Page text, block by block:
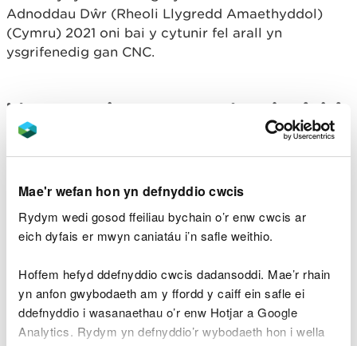
Mae'r wefan hon yn defnyddio cwcis
Rydym wedi gosod ffeiliau bychain o’r enw cwcis ar
eich dyfais er mwyn caniatáu i’n safle weithio.
Hoffem hefyd ddefnyddio cwcis dadansoddi. Mae’r rhain
yn anfon gwybodaeth am y ffordd y caiff ein safle ei
ddefnyddio i wasanaethau o’r enw Hotjar a Google
Analytics. Rydym yn defnyddio’r wybodaeth hon i wella
Adnoddau Dŵr (Rheoli Llygredd Amaethyddol)
(Cymru) 2021 oni bai y cytunir fel arall yn
ysgrifenedig gan CNC.
Yr amodau y mae’n rhaid i
chi gydymffurfio â nhw
Nid yw’r datganiad rheoleiddio hwn ond yn
gymwys pan fydd brigiad o achosion o glefyd
anifeiliaid wedi'i gadarnhau gan yr Asiantaeth
Iechyd Anifeiliaid a Phlanhigion.
Rhaid i chi wneud y canlynol:
dilyn gofynion yr Asiantaeth Iechyd Anifeiliaid a
Phlanhigion pan fyddwch yn storio ac yn trin
gwastraff yn sgil brigiad o achosion o glefyd